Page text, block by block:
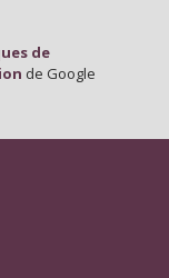
de
de Google